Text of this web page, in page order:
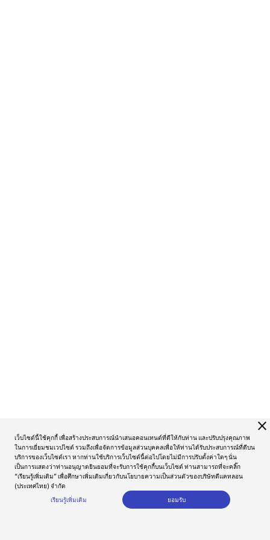
close
เว็บไซต์นี้ใช้คุกกี้ เพื่อสร้างประสบการณ์นำเสนอคอนเทนต์ที่ดีให้กับท่าน และปรับปรุงคุณภาพ
ในการเยี่ยมชมเวปไซต์ รวมถึงเพื่อจัดการข้อมูลส่วนบุคคลเพื่อให้ท่านได้รับประสบการณ์ที่ดีบน
บริการของเว็บไซต์เรา หากท่านใช้บริการเว็บไซต์นี้ต่อไปโดยไม่มีการปรับตั้งค่าใดๆ นั่น
เป็นการแสดงว่าท่านอนุญาตยินยอมที่จะรับการใช้คุกกี้บนเว็บไซต์ ท่านสามารถที่จะคลิ๊ก
“เรียนรู้เพิ่มเติม” เพื่อศึกษาเพิ่มเติมเกี่ยวกับนโยบายความเป็นส่วนตัวของบริษัทดีแคทลอน
(ประเทศไทย) จำกัด
เรียนรู้เพิ่มเติม
ยอมรับ